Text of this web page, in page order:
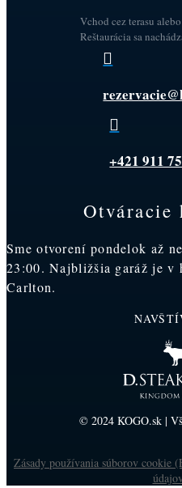
Vchod cez terasu alebo
Reštaurácia sa


+421 911
Otváracie
Sme otvorení pondelok až
23:00. Najbližšia garáž je v
Carlton.
© 2024 KOGO.sk |
Zásady používania súborov cookie